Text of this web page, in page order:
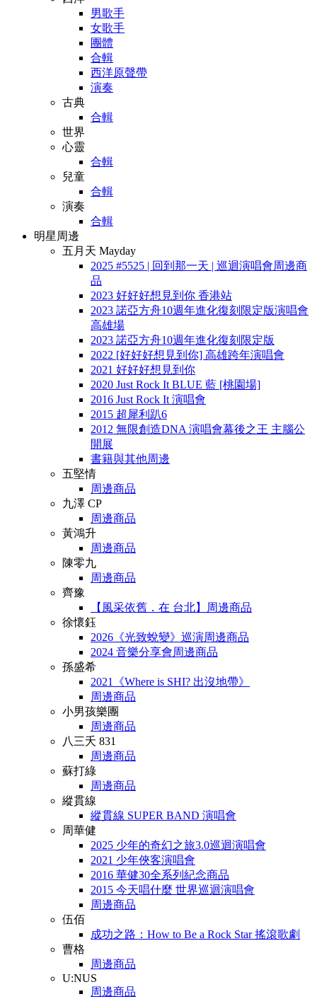
男歌手
女歌手
團體
合輯
西洋原聲帶
演奏
古典
合輯
世界
心靈
合輯
兒童
合輯
演奏
合輯
明星周邊
五月天 Mayday
2025 #5525 | 回到那一天 | 巡迴演唱會周邊商
品
2023 好好好想見到你 香港站
2023 諾亞方舟10週年進化復刻限定版演唱會
高雄場
2023 諾亞方舟10週年進化復刻限定版
2022 [好好好想見到你] 高雄跨年演唱會
2021 好好好想見到你
2020 Just Rock It BLUE 藍 [桃園場]
2016 Just Rock It 演唱會
2015 超犀利趴6
2012 無限創造DNA 演唱會幕後之王 主腦公
開展
書籍與其他周邊
五堅情
周邊商品
九澤 CP
周邊商品
黃鴻升
周邊商品
陳零九
周邊商品
齊豫
【風采依舊．在 台北】周邊商品
徐懷鈺
2026《光致蛻變》巡演周邊商品
2024 音樂分享會周邊商品
孫盛希
2021《Where is SHI? 出沒地帶》
周邊商品
小男孩樂團
周邊商品
八三夭 831
周邊商品
蘇打綠
周邊商品
縱貫線
縱貫線 SUPER BAND 演唱會
周華健
2025 少年的奇幻之旅3.0巡迴演唱會
2021 少年俠客演唱會
2016 華健30全系列紀念商品
2015 今天唱什麼 世界巡迴演唱會
周邊商品
伍佰
成功之路：How to Be a Rock Star 搖滾歌劇
曹格
周邊商品
U:NUS
周邊商品